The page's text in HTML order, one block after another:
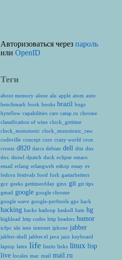
Авторизоваться черезпароль
илиOpenID
Теги
about memory alone alu apple atom auto
benchmark book books brazil bugs
byteflow capabilities cars catap.ru chrome
classification of wine clock_gettime
clock_monotonic clock_monotonic_raw
codeville concept core crazy world cron
cronie d820 darcs debian dell ditz dns
dns. dnswl dpatch duck eclipse emacs
email erlang erlangweb eshop essay ev
fedora festivals food fork gastarbeiters
gcc geeks gettimeofday ginx git git tips
gmail google google chrome
google wave google-perftools gps hack
hacking hacks hadoop haskell hate hg
highload http codes http headers humor
icfpc ide ieee internet iphone jabber
jabber-shell jabber.el java jazz keyboard
laptop latex life limits links linux lisp
live locales mac mail mail.ru